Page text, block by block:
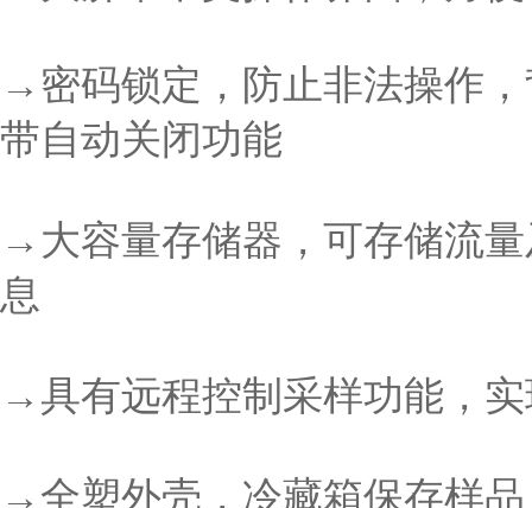
→密码锁定，防止非法操作
带自动关闭功能
→大容量存储器，可存储流
息
→具有远程控制采样功能，
→全塑外壳，冷藏箱保存样